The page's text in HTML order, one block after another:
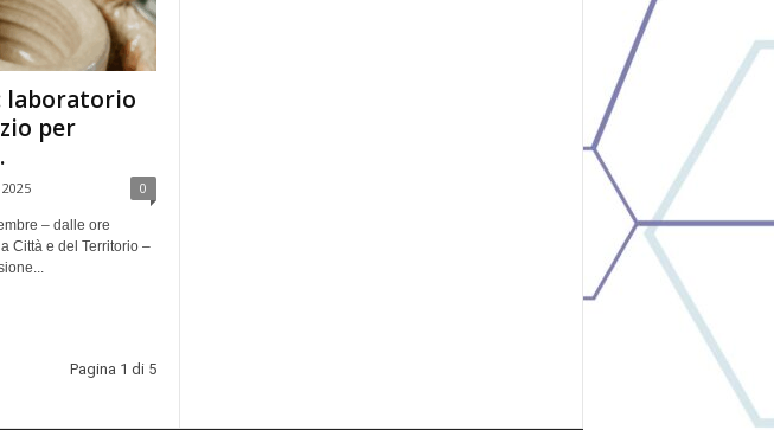
laboratorio
per
0
– dalle ore
Città e del Territorio –
Pagina 1 di 5